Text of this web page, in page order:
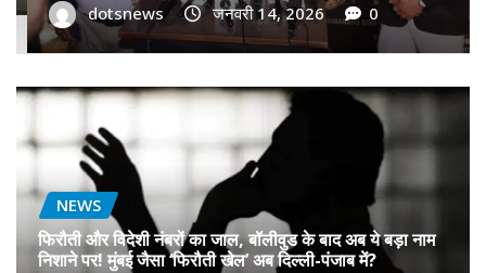
dotsnews जनवरी 9, 2026 0
NEWS
फिरौती और विदेशी नंबरों का जाल, बॉलीवुड के बाद अब ये बड़ा नाम
निशाने पर! मुंबई जैसा ‘फिरौती खेल’ अब दिल्ली-पंजाब में?